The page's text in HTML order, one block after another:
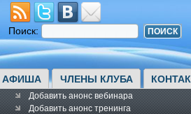
Поиск:
АФИША ЧЛЕНЫ КЛУБА
Добавить анонс вебинара
Добавить анонс тренинга